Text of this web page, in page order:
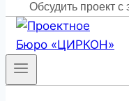
Обсудить проект с